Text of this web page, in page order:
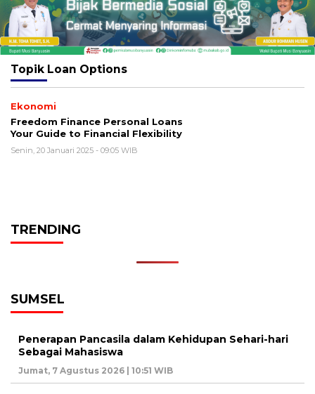
Topik Loan Options
Ekonomi
Freedom Finance Personal Loans
Your Guide to Financial Flexibility
Senin, 20 Januari 2025 - 09:05 WIB
TRENDING
SUMSEL
Penerapan Pancasila dalam Kehidupan Sehari-hari
Sebagai Mahasiswa
Jumat, 7 Agustus 2026 | 10:51 WIB